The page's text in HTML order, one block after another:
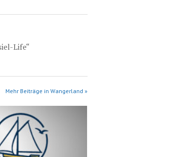
Life“
Mehr Beiträge in Wangerland »